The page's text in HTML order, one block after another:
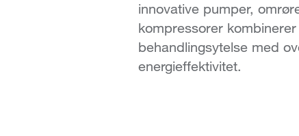
innovative pumper,
kompressorer
behandlingsytelse med
energieffektivitet.